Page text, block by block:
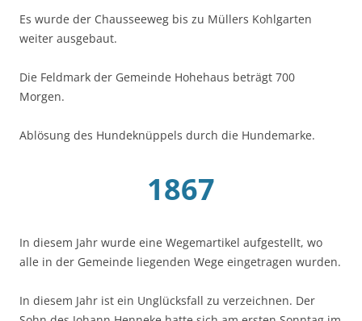
Es wurde der Chausseeweg bis zu Müllers Kohlgarten
weiter ausgebaut.
Die Feldmark der Gemeinde Hohehaus beträgt 700
Morgen.
Ablösung des Hundeknüppels durch die Hundemarke.
1867
In diesem Jahr wurde eine Wegemartikel aufgestellt, wo
alle in der Gemeinde liegenden Wege eingetragen wurden.
In diesem Jahr ist ein Unglücksfall zu verzeichnen. Der